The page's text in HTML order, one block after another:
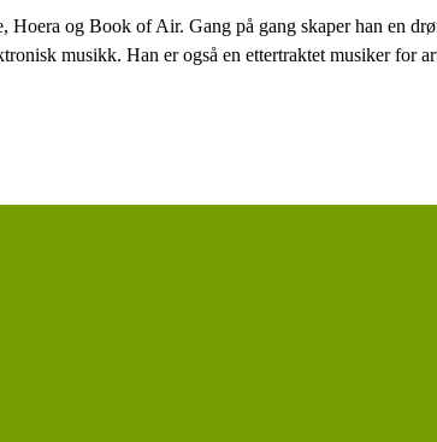
og Book of Air. Gang på gang skaper han en
musikk. Han er også en ettertraktet musiker for